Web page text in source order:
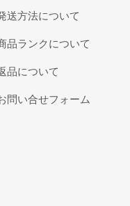
送方法について
品ランクについて
品について
問い合せフォーム